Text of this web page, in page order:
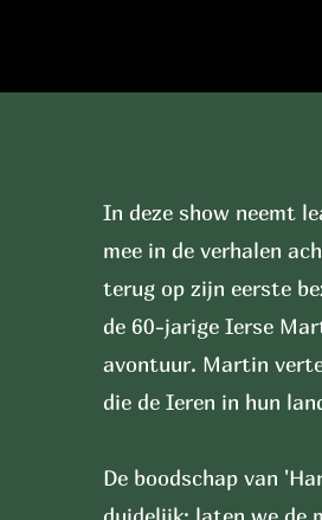
In deze show neemt
mee in de verhalen
terug op zijn eerste
de 60-jarige Ierse
avontuur. Martin
die de Ieren in hun
De boodschap van